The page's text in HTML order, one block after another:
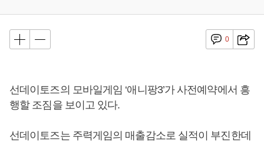
0
선데이토즈의 모바일게임 ‘애니팡3’가 사전예약에서 흥
행할 조짐을 보이고 있다.
선데이토즈는 주력게임의 매출감소로 실적이 부진한데